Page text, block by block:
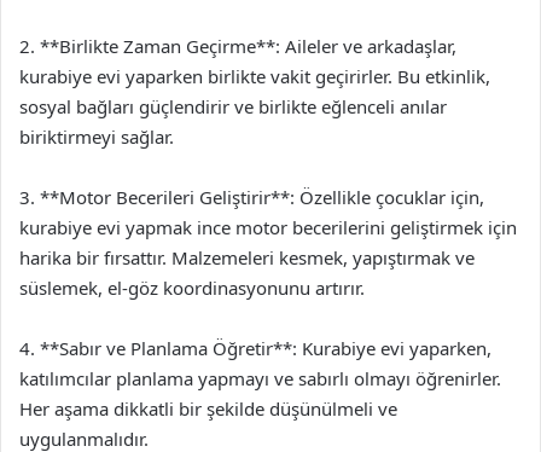
2. **Birlikte Zaman Geçirme**: Aileler ve arkadaşlar,
kurabiye evi yaparken birlikte vakit geçirirler. Bu etkinlik,
sosyal bağları güçlendirir ve birlikte eğlenceli anılar
biriktirmeyi sağlar.
3. **Motor Becerileri Geliştirir**: Özellikle çocuklar için,
kurabiye evi yapmak ince motor becerilerini geliştirmek için
harika bir fırsattır. Malzemeleri kesmek, yapıştırmak ve
süslemek, el-göz koordinasyonunu artırır.
4. **Sabır ve Planlama Öğretir**: Kurabiye evi yaparken,
katılımcılar planlama yapmayı ve sabırlı olmayı öğrenirler.
Her aşama dikkatli bir şekilde düşünülmeli ve
uygulanmalıdır.